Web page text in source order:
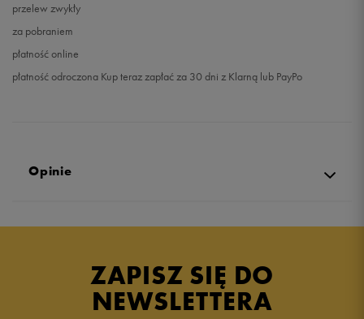
przelew zwykły
za pobraniem
płatność online
płatność odroczona Kup teraz zapłać za 30 dni z Klarną lub PayPo
Opinie
ZAPISZ SIĘ DO
NEWSLETTERA